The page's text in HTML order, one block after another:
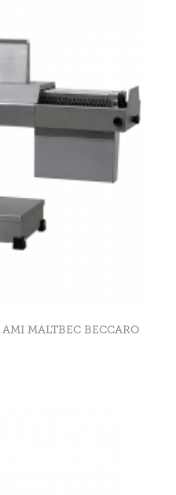
MALTBEC BECCARO